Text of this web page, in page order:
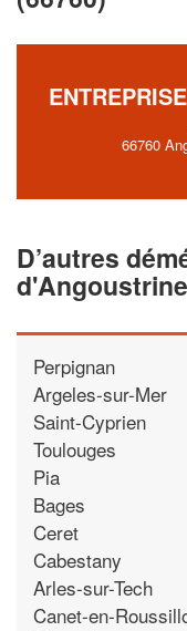
66760
D’autres
Perpignan
Argeles-sur-Mer
Saint-Cyprien
Toulouges
Pia
Bages
Ceret
Cabestany
Arles-sur-Tech
Canet-en-